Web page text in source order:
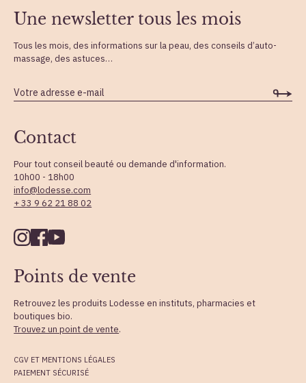
Contact
Pour tout conseil beauté ou demande d'information.
10h00 - 18h00
info@lodesse.com
+ 33 9 62 21 88 02
Points de vente
Retrouvez les produits Lodesse en instituts, pharmacies et
boutiques bio.
Trouvez un point de vente.
Une newsletter tous les mois
Tous les mois, des informations sur la peau, des conseils d’auto-
massage, des astuces…
CGV ET MENTIONS LÉGALES
PAIEMENT SÉCURISÉ